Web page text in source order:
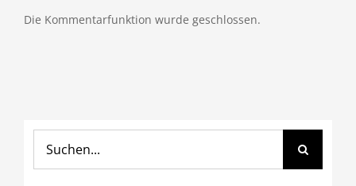
Die Kommentarfunktion wurde geschlossen.
nach: